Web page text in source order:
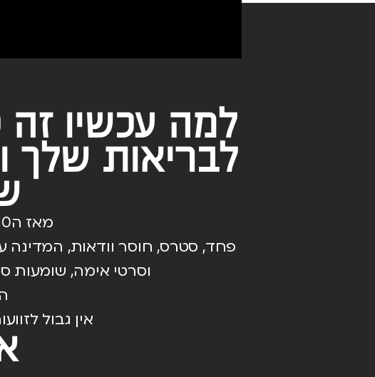
למה עכשיו
לבריאות שלך
מאז ה7.10 הגוף של רובנו מוצף באימה מטורפת:
פחד, סטרס, חוסר וודאות, המדינה
וסרטי אימה, שומעות
אין גבול